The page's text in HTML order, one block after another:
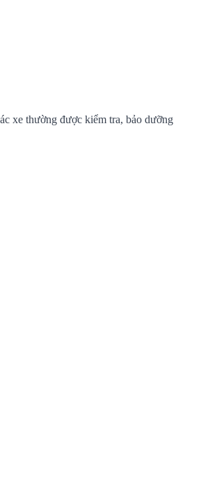
xe thường được kiểm tra, bảo dưỡng